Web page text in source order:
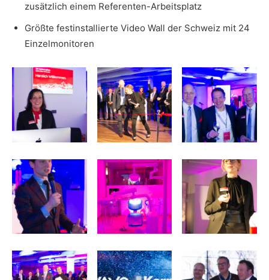
zusätzlich einem Referenten-Arbeitsplatz
Größte festinstallierte Video Wall der Schweiz mit 24
Einzelmonitoren